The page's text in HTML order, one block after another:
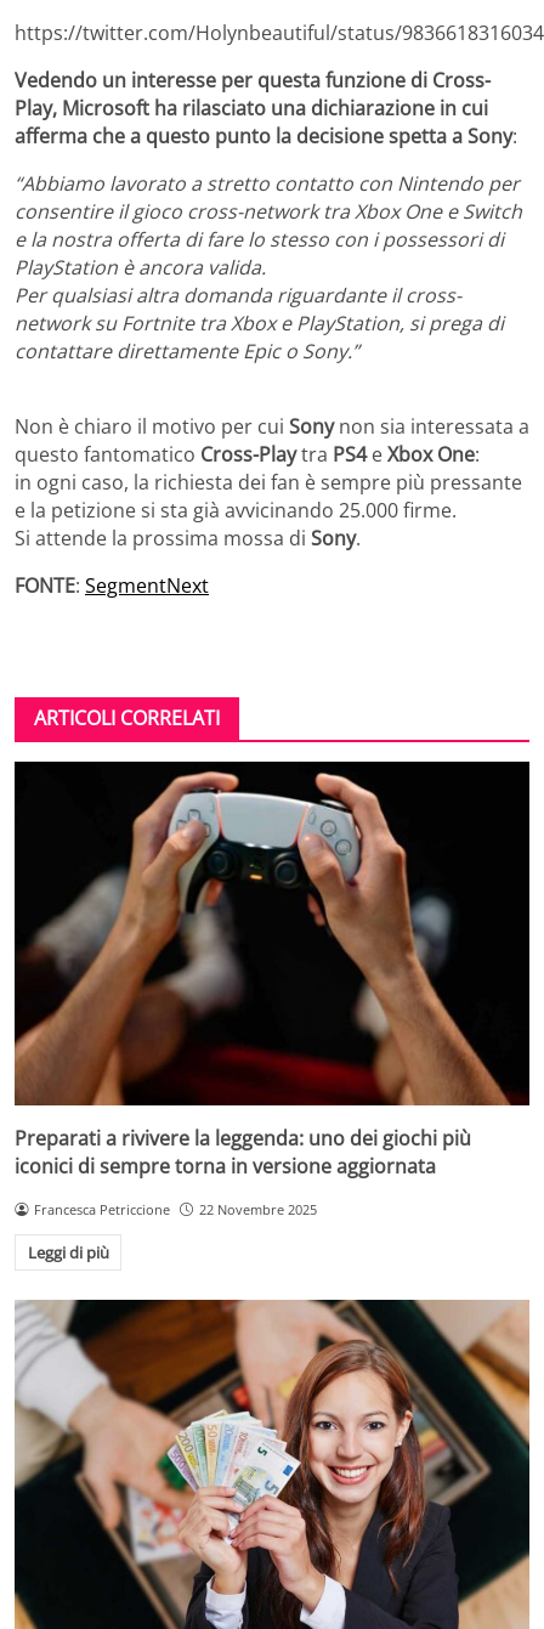
https://twitter.com/Holynbeautiful/status/
Vedendo un interesse per questa funzione di Cross-
Play, Microsoft ha rilasciato una dichiarazione in cui
afferma che a questo punto la decisione spetta a Sony:
“Abbiamo lavorato a stretto contatto con Nintendo per
consentire il gioco cross-network tra Xbox One e Switch
e la nostra offerta di fare lo stesso con i possessori di
PlayStation è ancora valida.
Per qualsiasi altra domanda riguardante il cross-
network su Fortnite tra Xbox e PlayStation, si prega di
contattare direttamente Epic o Sony.”
Non è chiaro il motivo per cui Sonynon sia interessata a
questo fantomatico Cross-Playtra PS4eXbox One:
in ogni caso, la richiesta dei fan è sempre più pressante
e la petizione si sta già avvicinando 25.000 firme.
Si attende la prossima mossa di Sony.
FONTE: SegmentNext
ARTICOLI CORRELATI
Preparati a rivivere la leggenda: uno dei giochi più
iconici di sempre torna in versione aggiornata
Francesca Petriccione 22 Novembre 2025
Leggi di più